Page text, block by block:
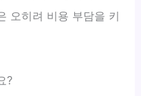
오히려 비용 부담을 키
?